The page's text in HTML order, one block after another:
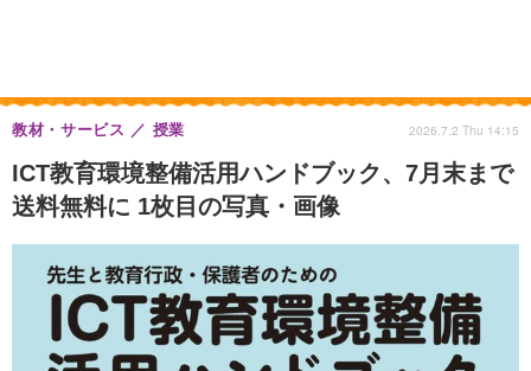
ICT教育環境整備活用ハンドブック、7月末まで
送料無料に 1枚目の写真・画像
教材・サービス 授業 2026.7.2 Thu 14:15